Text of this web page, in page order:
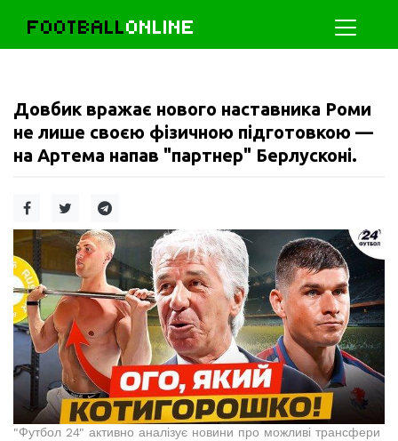
FOOTBALLONLINE
Довбик вражає нового наставника Роми
не лише своєю фізичною підготовкою —
на Артема напав "партнер" Берлусконі.
"Футбол 24" активно аналізує новини про можливі трансфери